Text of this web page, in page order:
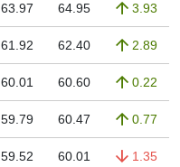
63.97 64.95 3.93
61.92 62.40 2.89
60.01 60.60 0.22
59.79 60.47 0.77
59.52 60.01 1.35